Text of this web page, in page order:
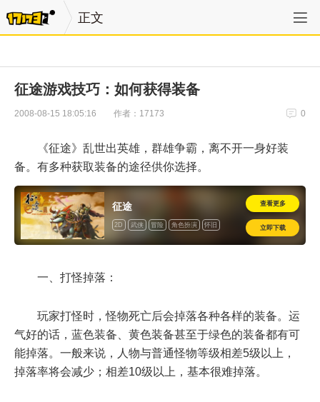
正文
征途游戏技巧：如何获得装备
2008-08-15 18:05:16 作者：17173 0
《征途》乱世出英雄，群雄争霸，离不开一身好装
备。有多种获取装备的途径供你选择。
征途
2D 武侠 冒险 角色扮演 怀旧
查看更多
立即下载
一、打怪掉落：
玩家打怪时，怪物死亡后会掉落各种各样的装备。运
气好的话，蓝色装备、黄色装备甚至于绿色的装备都有可
能掉落。一般来说，人物与普通怪物等级相差5级以上，
掉落率将会减少；相差10级以上，基本很难掉落。